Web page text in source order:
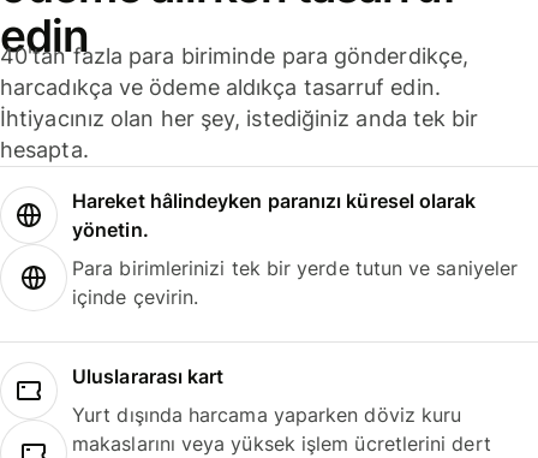
edin
40'tan fazla para biriminde para gönderdikçe,
harcadıkça ve ödeme aldıkça tasarruf edin.
İhtiyacınız olan her şey, istediğiniz anda tek bir
hesapta.
Hareket hâlindeyken paranızı küresel olarak
yönetin.
Para birimlerinizi tek bir yerde tutun ve saniyeler
içinde çevirin.
Uluslararası kart
Yurt dışında harcama yaparken döviz kuru
makaslarını veya yüksek işlem ücretlerini dert